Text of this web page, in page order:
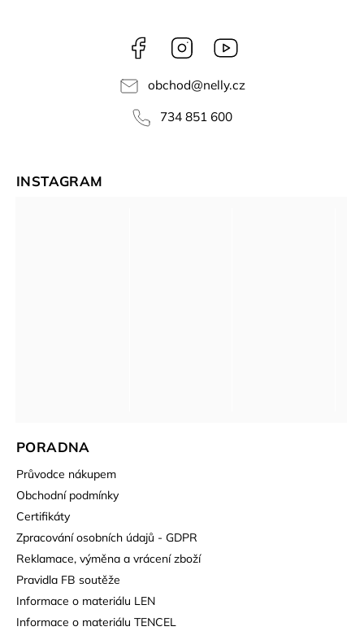
Facebook Instagram
obchod@nelly.cz
734 851 600
PORADNA
Průvodce nákupem
Obchodní podmínky
Certifikáty
Zpracování osobních údajů - GDPR
Reklamace, výměna a vrácení zboží
Pravidla FB soutěže
Informace o materiálu LEN
Informace o materiálu TENCEL
INSTAGRAM